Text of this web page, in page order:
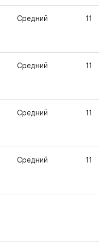
Средний 11
Средний 11
Средний 11
Средний 11